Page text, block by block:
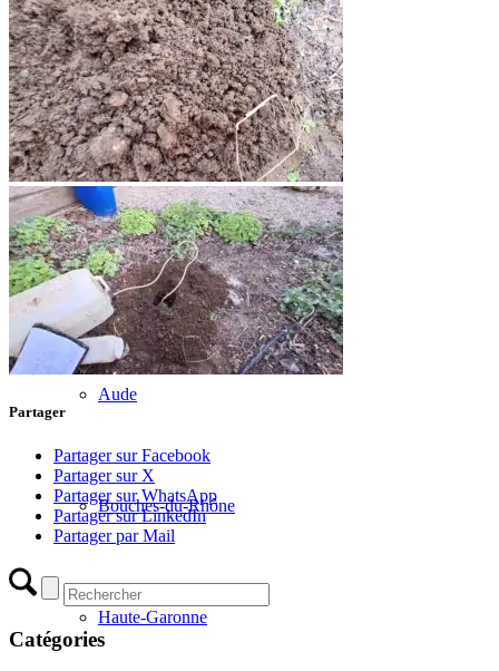
Var
Etude
Hydrologique
Aude
Bouches-du-Rhône
Haute-Garonne
Partager
Partager sur Facebook
Partager sur X
Partager sur WhatsApp
Partager sur LinkedIn
Partager par Mail
Catégories